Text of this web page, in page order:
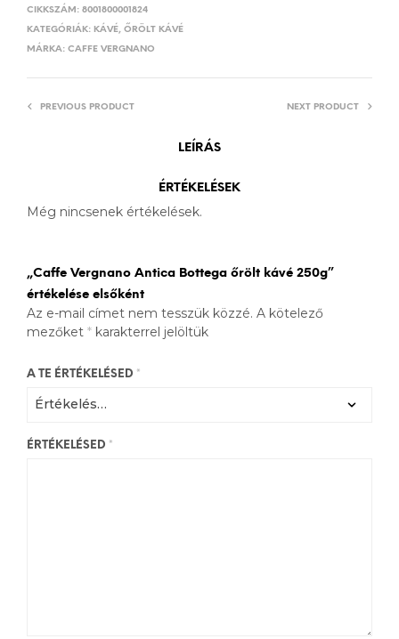
CIKKSZÁM: 8001800001824
KATEGÓRIÁK: KÁVÉ, ŐRÖLT KÁVÉ
MÁRKA: CAFFE VERGNANO
PREVIOUS PRODUCT NEXT PRODUCT
LEÍRÁS
ÉRTÉKELÉSEK
Még nincsenek értékelések.
„Caffe Vergnano Antica Bottega őrölt kávé 250g”
értékelése elsőként
Az e-mail címet nem tesszük közzé. A kötelező
mezőket * karakterrel jelöltük
A TE ÉRTÉKELÉSED *
ÉRTÉKELÉSED *